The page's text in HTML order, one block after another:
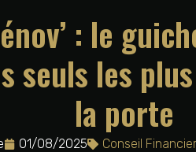
: le
seuls les
la porte
01/08/2025 Conseil Financier